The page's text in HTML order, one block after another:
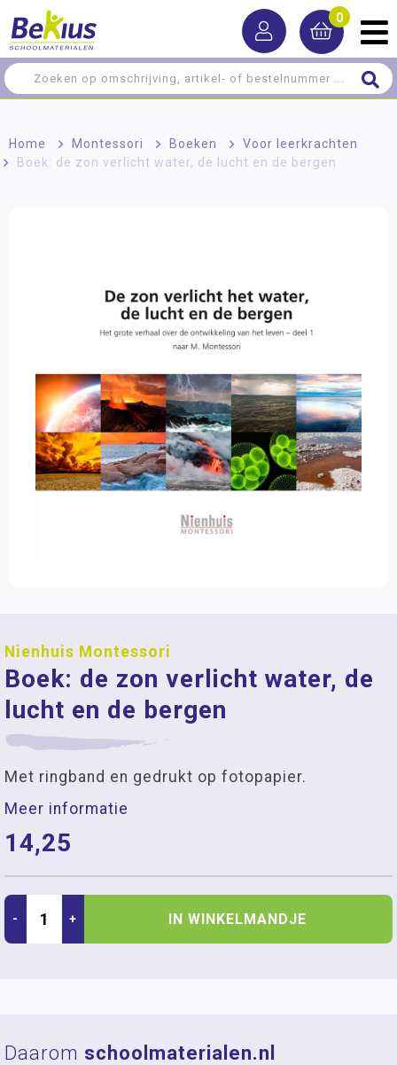
0
Home > Montessori > Boeken > Voor leerkrachten
Boek: de zon verlicht water, de lucht en de bergen
Nienhuis Montessori
Boek: de zon verlicht water, de
lucht en de bergen
Met ringband en gedrukt op fotopapier.
Meer informatie
14,25
- + IN WINKELMANDJE
Daarom schoolmaterialen.nl